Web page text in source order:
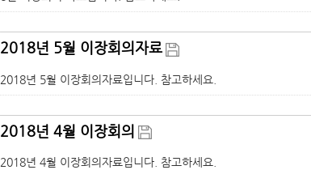
2018년 5월 이장회의자료
2018년 5월 이장회의자료입니다. 참고하세요.
2018년 4월 이장회의
2018년 4월 이장회의자료입니다. 참고하세요.